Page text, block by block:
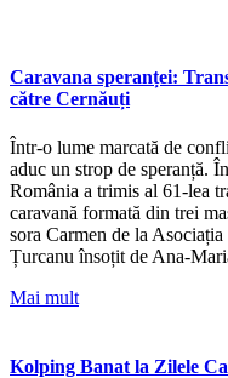
Caravana speranței:
către Cernăuți
Într-o lume marcată de
aduc un strop de speranță.
România a trimis al 61-lea
caravană formată din trei
sora Carmen de la
Țurcanu însoțit de Ana-
Mai mult
Kolping Banat la Zilele